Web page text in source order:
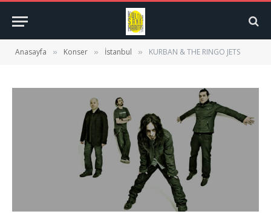
Anasayfa » Konser » İstanbul » KURBAN & THE RINGO JETS